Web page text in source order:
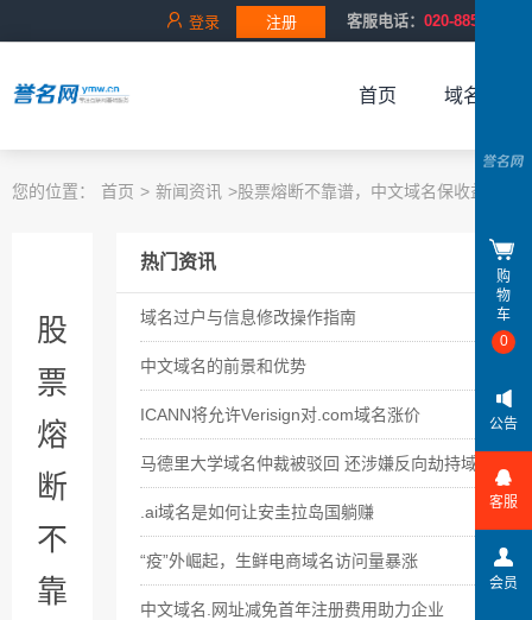
登录 注册 客服电话： 020-88528343
首页 域名服务
您的位置： 首页 > 新闻资讯 >股票熔断不靠谱，中文域名保收益
热门资讯
域名过户与信息修改操作指南
中文域名的前景和优势
ICANN将允许Verisign对.com域名涨价
马德里大学域名仲裁被驳回 还涉嫌反向劫持域名
.ai域名是如何让安圭拉岛国躺赚
“疫”外崛起，生鲜电商域名访问量暴涨
中文域名.网址减免首年注册费用助力企业
股
票
熔
断
不
靠
购
物
车
0
公告
客服
会员